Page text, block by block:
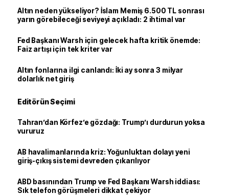
Altın neden yükseliyor? İslam Memiş 6.500 TL sonrası
yarın görebileceği seviyeyi açıkladı: 2 ihtimal var
Fed Başkanı Warsh için gelecek hafta kritik önemde:
Faiz artışı için tek kriter var
Altın fonlarına ilgi canlandı: İki ay sonra 3 milyar
dolarlık net giriş
Editörün Seçimi
Tahran’dan Körfez’e gözdağı: Trump’ı durdurun yoksa
vururuz
AB havalimanlarında kriz: Yoğunluktan dolayı yeni
giriş-çıkış sistemi devreden çıkarılıyor
ABD basınından Trump ve Fed Başkanı Warsh iddiası:
Sık telefon görüşmeleri dikkat çekiyor